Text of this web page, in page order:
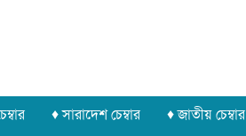
♦ সারাদেশ চেম্বার ♦ জাতীয় চেম্বার